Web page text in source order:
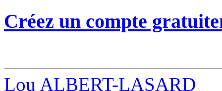
Créez un compte
Lou ALBERT-LASARD